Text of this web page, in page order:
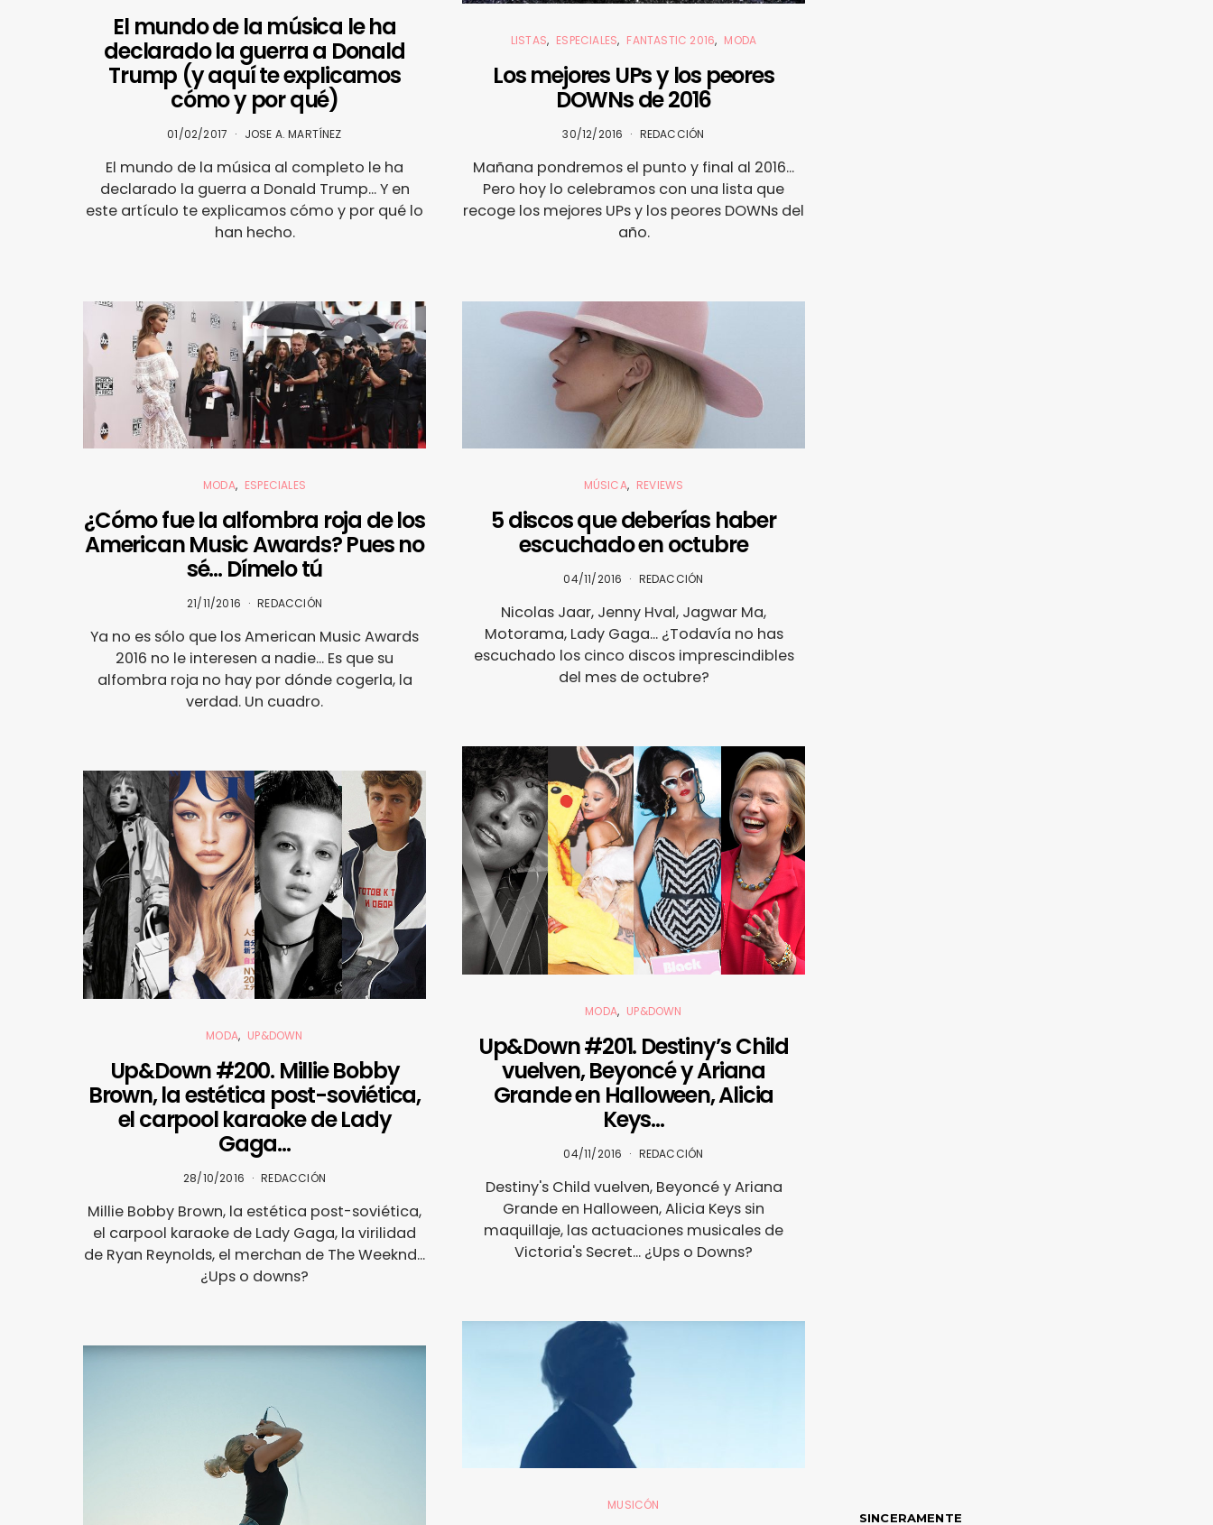
El mundo de la música le ha
declarado la guerra a Donald
Trump (y aquí te explicamos
cómo y por qué)
01/02/2017 JOSE A. MARTÍNEZ
El mundo de la música al completo le ha
declarado la guerra a Donald Trump... Y en
este artículo te explicamos cómo y por qué lo
han hecho.
MODA ESPECIALES
¿Cómo fue la alfombra roja de los
American Music Awards? Pues no
sé… Dímelo tú
21/11/2016 REDACCIÓN
Ya no es sólo que los American Music Awards
2016 no le interesen a nadie... Es que su
alfombra roja no hay por dónde cogerla, la
verdad. Un cuadro.
MODA UP&DOWN
Up&Down #200. Millie Bobby
Brown, la estética post-soviética,
el carpool karaoke de Lady
Gaga…
28/10/2016 REDACCIÓN
Millie Bobby Brown, la estética post-soviética,
el carpool karaoke de Lady Gaga, la virilidad
de Ryan Reynolds, el merchan de The Weeknd...
¿Ups o downs?
LISTAS ESPECIALES FANTASTIC 2016 MODA
Los mejores UPs y los peores
DOWNs de 2016
30/12/2016 REDACCIÓN
Mañana pondremos el punto y final al 2016...
Pero hoy lo celebramos con una lista que
recoge los mejores UPs y los peores DOWNs del
año.
MÚSICA REVIEWS
5 discos que deberías haber
escuchado en octubre
04/11/2016 REDACCIÓN
Nicolas Jaar, Jenny Hval, Jagwar Ma,
Motorama, Lady Gaga... ¿Todavía no has
escuchado los cinco discos imprescindibles
del mes de octubre?
MODA UP&DOWN
Up&Down #201. Destiny’s Child
vuelven, Beyoncé y Ariana
Grande en Halloween, Alicia
Keys…
04/11/2016 REDACCIÓN
Destiny's Child vuelven, Beyoncé y Ariana
Grande en Halloween, Alicia Keys sin
maquillaje, las actuaciones musicales de
Victoria's Secret... ¿Ups o Downs?
MUSICÓN
SINCERAMENTE